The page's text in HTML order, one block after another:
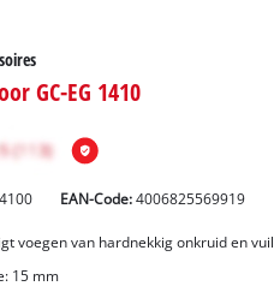
GC-EG 1410
EAN-Code:4006825569919
voegen van hardnekkig onkruid en vuil
15 mm